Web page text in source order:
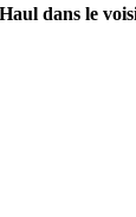
dans le